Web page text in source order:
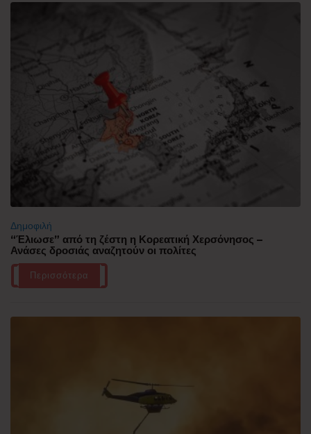
Δημοφιλή
“Έλιωσε” από τη ζέστη η Κορεατική Χερσόνησος –
Ανάσες δροσιάς αναζητούν οι πολίτες
Περισσότερα